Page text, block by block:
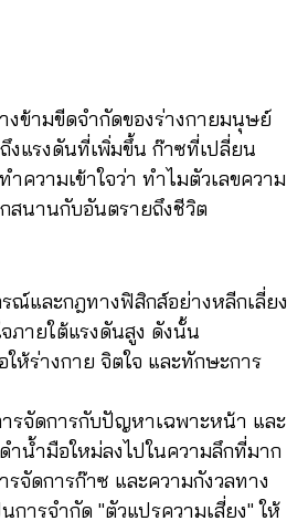
งข้ามขีดจำกัดของร่างกายมนุษย์
งแรงดันที่เพิ่มขึ้น ก๊าซที่เปลี่ยน
วามเข้าใจว่า ทำไมตัวเลขความ
สนานกับอันตรายถึงชีวิต
ณ์และกฎทางฟิสิกส์อย่างหลีกเลี่ยง
ภายใต้แรงดันสูง ดังนั้น
ห้ร่างกาย จิตใจ และทักษะการ
รจัดการกับปัญหาเฉพาะหน้า และ
ำน้ำมือใหม่ลงไปในความลึกที่มาก
จัดการก๊าซ และความกังวลทาง
การจำกัด "ตัวแปรความเสี่ยง" ให้